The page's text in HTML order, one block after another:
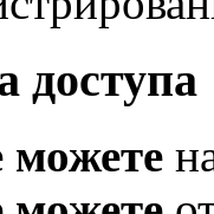
доступа
можете